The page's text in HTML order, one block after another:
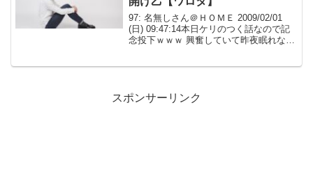
97: 名無しさん＠ＨＯＭＥ 2009/02/01
(日) 09:47:14本日ケリのつく話なので記
念投下ｗｗｗ 興奮していて昨夜眠れなか
スポンサーリンク